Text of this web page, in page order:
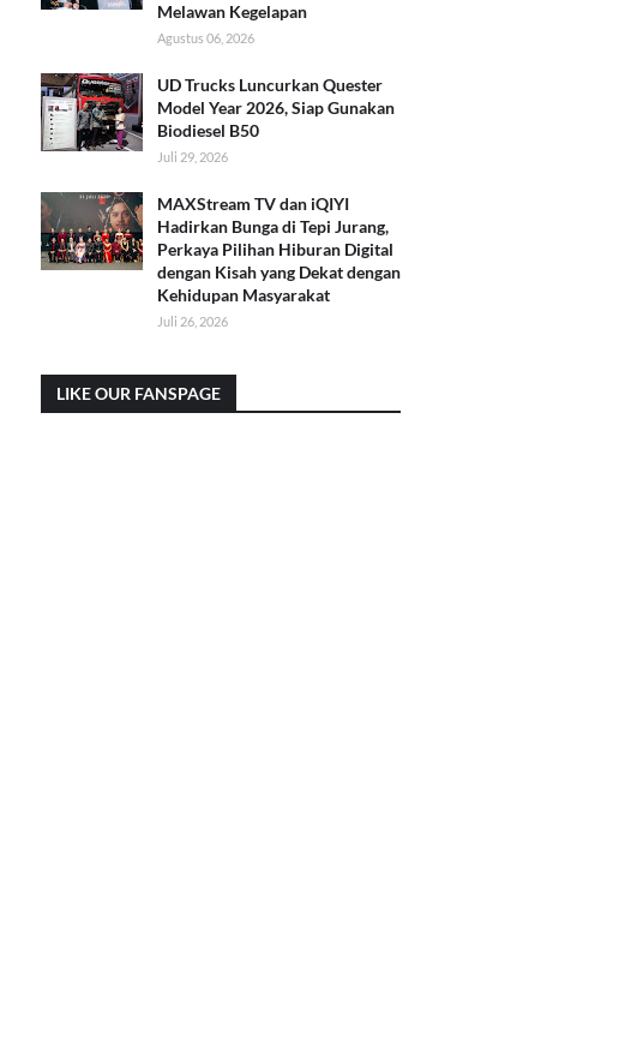
Melawan Kegelapan
Agustus 06, 2026
UD Trucks Luncurkan Quester
Model Year 2026, Siap Gunakan
Biodiesel B50
Juli 29, 2026
MAXStream TV dan iQIYI
Hadirkan Bunga di Tepi Jurang,
Perkaya Pilihan Hiburan Digital
dengan Kisah yang Dekat dengan
Kehidupan Masyarakat
Juli 26, 2026
LIKE OUR FANSPAGE